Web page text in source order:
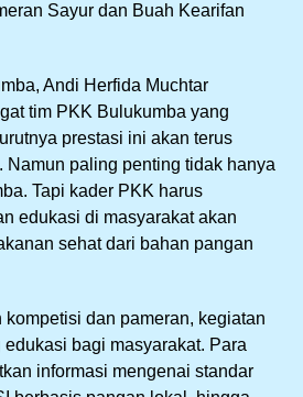
Sayur dan Buah Kearifan
Andi Herfida Muchtar
tim PKK Bulukumba yang
prestasi ini akan terus
Namun paling penting tidak hanya
Tapi kader PKK harus
edukasi di masyarakat akan
sehat dari bahan pangan
dan pameran, kegiatan
bagi masyarakat. Para
informasi mengenai standar